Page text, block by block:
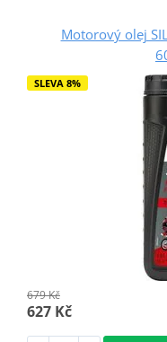
Motorový olej
SLEVA 8%
679 Kč
627 Kč